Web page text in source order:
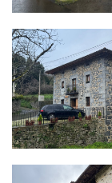
UGALDE -
UGALDE -